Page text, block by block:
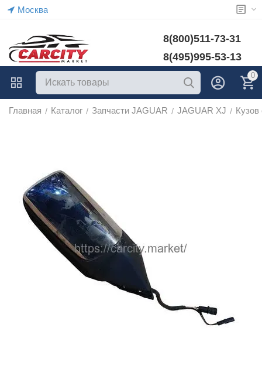
Москва
8(800)511-73-31
8(495)995-53-13
0
Главная / Каталог / Запчасти JAGUAR / JAGUAR XJ / Кузов